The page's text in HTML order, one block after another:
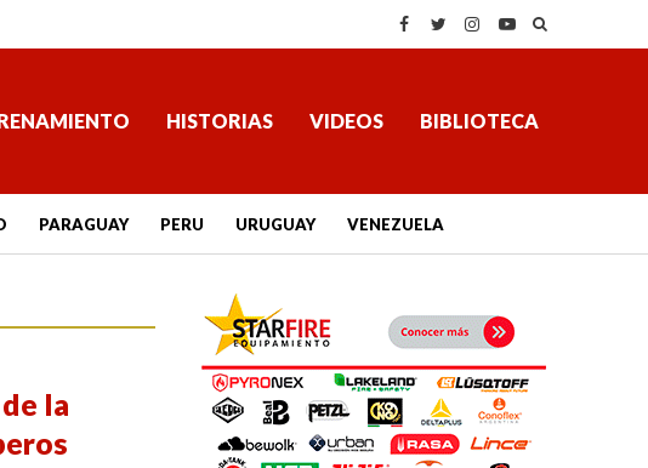
HISTORIAS VIDEOS BIBLIOTECA
PARAGUAY PERU URUGUAY VENEZUELA
la